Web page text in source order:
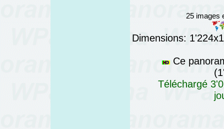
25 images
Dimensions:
Ce
Téléchargé